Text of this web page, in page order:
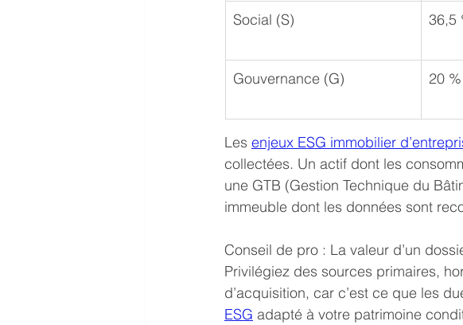
Social (S) 36,5
Gouvernance (G) 20 %
Les enjeux ESG immobilier
collectées. Un actif dont les
une GTB (Gestion Technique du
immeuble dont les données sont
Conseil de pro : La valeur d’un
Privilégiez des sources primaires,
d’acquisition, car c’est ce que les
ESG adapté à votre patrimoine